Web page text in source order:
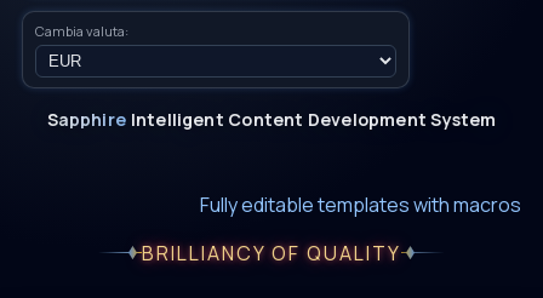
Cambia valuta:
Sapphire Intelligent Content Development System
Fully customizable SQL macros support
BRILLIANCY OF QUALITY